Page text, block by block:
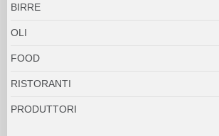
BIRRE
OLI
FOOD
RISTORANTI
PRODUTTORI